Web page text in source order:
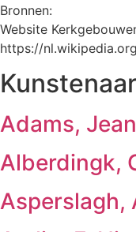
Bronnen:
Website
https://
Adams, Jean
Alberdingk,
Asperslagh,